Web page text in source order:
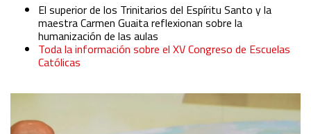
El superior de los Trinitarios del Espíritu Santo y la
maestra Carmen Guaita reflexionan sobre la
humanización de las aulas
Toda la información sobre el XV Congreso de Escuelas
Católicas